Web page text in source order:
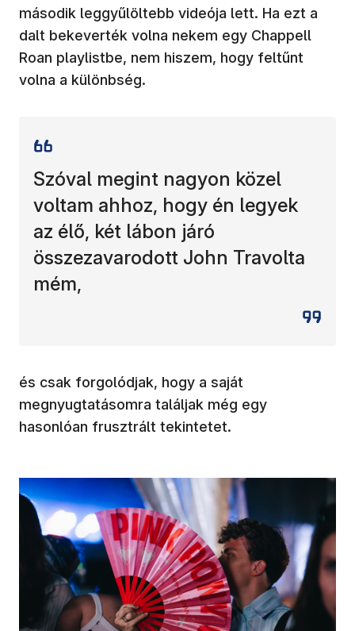
második leggyűlöltebb videója lett. Ha ezt a
dalt bekeverték volna nekem egy Chappell
Roan playlistbe, nem hiszem, hogy feltűnt
volna a különbség.
Szóval megint nagyon közel
voltam ahhoz, hogy én legyek
az élő, két lábon járó
összezavarodott John Travolta
mém,
és csak forgolódjak, hogy a saját
megnyugtatásomra találjak még egy
hasonlóan frusztrált tekintetet.